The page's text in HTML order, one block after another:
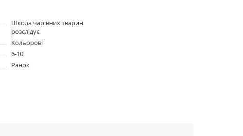
Школа чарівних тварин
розслідує
Кольорові
6-10
Ранок